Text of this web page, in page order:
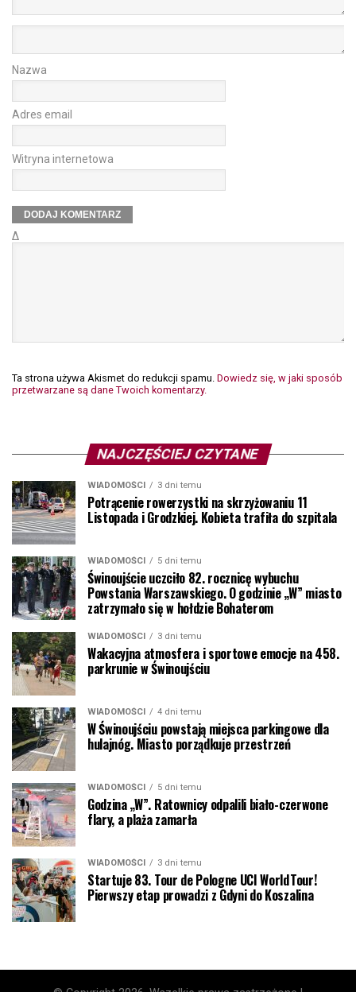
Nazwa
Adres email
Witryna internetowa
Δ
Ta strona używa Akismet do redukcji spamu. Dowiedz się, w jaki sposób
przetwarzane są dane Twoich komentarzy.
NAJCZĘŚCIEJ CZYTANE
WIADOMOŚCI 3 dni temu
Potrącenie rowerzystki na skrzyżowaniu 11
Listopada i Grodzkiej. Kobieta trafiła do szpitala
WIADOMOŚCI 5 dni temu
Świnoujście uczciło 82. rocznicę wybuchu
Powstania Warszawskiego. O godzinie „W” miasto
zatrzymało się w hołdzie Bohaterom
WIADOMOŚCI 3 dni temu
Wakacyjna atmosfera i sportowe emocje na 458.
parkrunie w Świnoujściu
WIADOMOŚCI 4 dni temu
W Świnoujściu powstają miejsca parkingowe dla
hulajnóg. Miasto porządkuje przestrzeń
WIADOMOŚCI 5 dni temu
Godzina „W”. Ratownicy odpalili biało-czerwone
flary, a plaża zamarła
WIADOMOŚCI 3 dni temu
Startuje 83. Tour de Pologne UCI WorldTour!
Pierwszy etap prowadzi z Gdyni do Koszalina